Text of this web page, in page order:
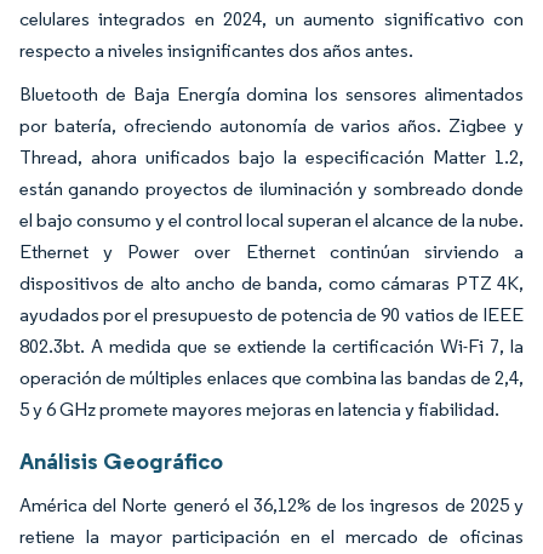
celulares integrados en 2024, un aumento significativo con
respecto a niveles insignificantes dos años antes.
Bluetooth de Baja Energía domina los sensores alimentados
por batería, ofreciendo autonomía de varios años. Zigbee y
Thread, ahora unificados bajo la especificación Matter 1.2,
están ganando proyectos de iluminación y sombreado donde
el bajo consumo y el control local superan el alcance de la nube.
Ethernet y Power over Ethernet continúan sirviendo a
dispositivos de alto ancho de banda, como cámaras PTZ 4K,
ayudados por el presupuesto de potencia de 90 vatios de IEEE
802.3bt. A medida que se extiende la certificación Wi-Fi 7, la
operación de múltiples enlaces que combina las bandas de 2,4,
5 y 6 GHz promete mayores mejoras en latencia y fiabilidad.
Análisis Geográfico
América del Norte generó el 36,12% de los ingresos de 2025 y
retiene la mayor participación en el mercado de oficinas